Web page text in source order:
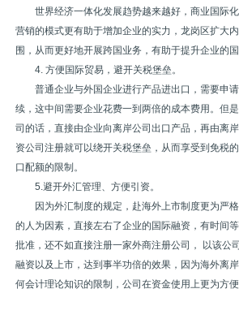
世界经济一体化发展趋势越来越好，商业国际
营销的模式更有助于增加企业的实力，龙岗区扩大
围，从而更好地开展跨国业务，有助于提升企业的国
4. 方便国际贸易，避开关税堡垒。
普通企业与外国企业进行产品进出口，需要申
续，这中间需要企业花费一到两倍的成本费用。但
司的话，直接由企业向离岸公司出口产品，再由离
资公司注册就可以绕开关税堡垒，从而享受到免税
口配额的限制。
5.避开外汇管理、方便引资。
因为外汇制度的规定，赴海外上市制度更为严
的人为因素，直接左右了企业的国际融资，有时间
批准，还不如直接注册一家外商注册公司， 以该公
融资以及上市，达到事半功倍的效果，因为海外离
何会计理论知识的限制，公司在资金使用上更为方便